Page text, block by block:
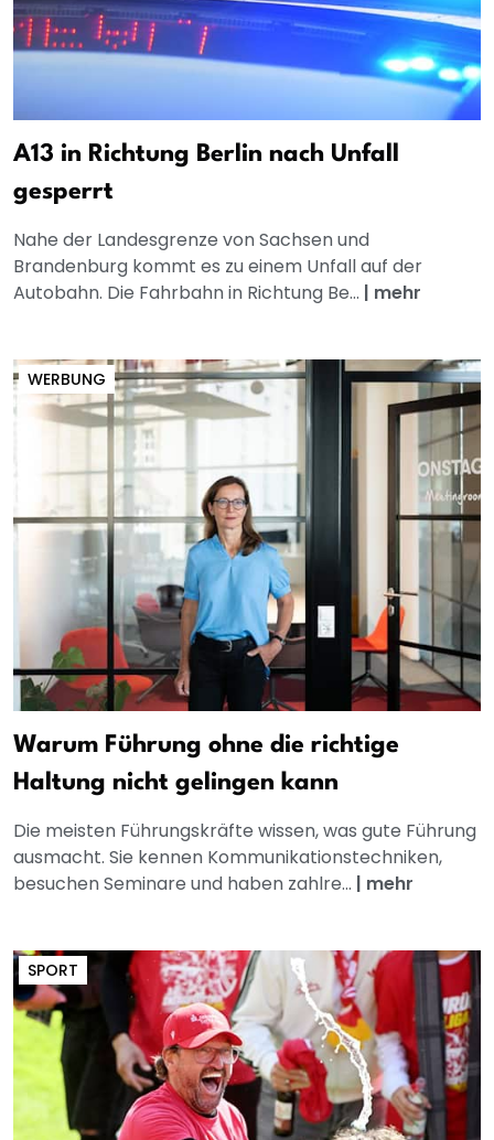
A13 in Richtung Berlin nach Unfall
gesperrt
Nahe der Landesgrenze von Sachsen und
Brandenburg kommt es zu einem Unfall auf der
Autobahn. Die Fahrbahn in Richtung Be... | mehr
WERBUNG
Warum Führung ohne die richtige
Haltung nicht gelingen kann
Die meisten Führungskräfte wissen, was gute Führung
ausmacht. Sie kennen Kommunikationstechniken,
besuchen Seminare und haben zahlre... | mehr
SPORT